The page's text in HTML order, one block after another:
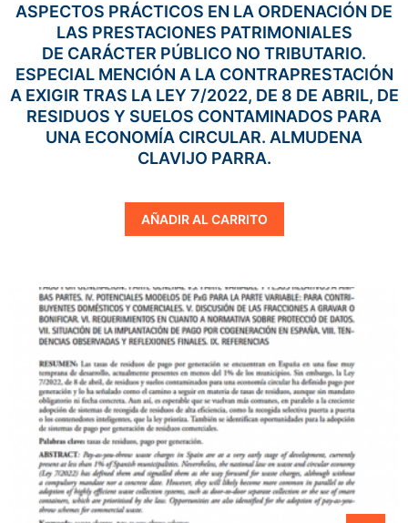
ASPECTOS PRÁCTICOS EN LA ORDENACIÓN DE
LAS PRESTACIONES PATRIMONIALES
DE CARÁCTER PÚBLICO NO TRIBUTARIO.
ESPECIAL MENCIÓN A LA CONTRAPRESTACIÓN
A EXIGIR TRAS LA LEY 7/2022, DE 8 DE ABRIL, DE
RESIDUOS Y SUELOS CONTAMINADOS PARA
UNA ECONOMÍA CIRCULAR. ALMUDENA
CLAVIJO PARRA.
AÑADIR AL CARRITO